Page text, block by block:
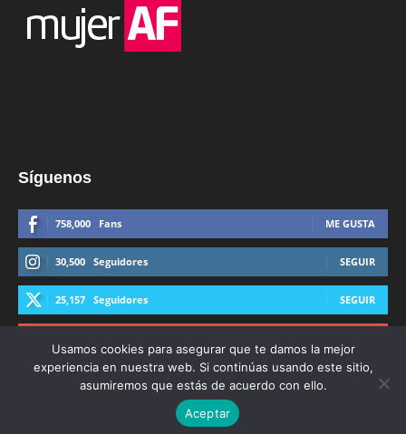
Síguenos
758,000 Fans ME GUSTA
30,500 Seguidores SEGUIR
25,157 Seguidores SEGUIR
© Derechos Reservados AFmedios 2021
Usamos cookies para asegurar que te damos la mejor
experiencia en nuestra web. Si continúas usando este sitio,
asumiremos que estás de acuerdo con ello.
Aceptar